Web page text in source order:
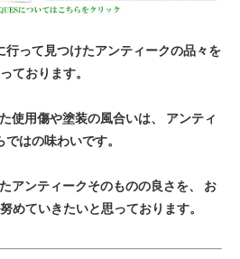
行って見つけたアンティークの品々を
ております。
使用傷や塗装の風合いは、 アンティ
ではの味わいです。
アンティークそのものの良さを、 お
めていきたいと思っております。